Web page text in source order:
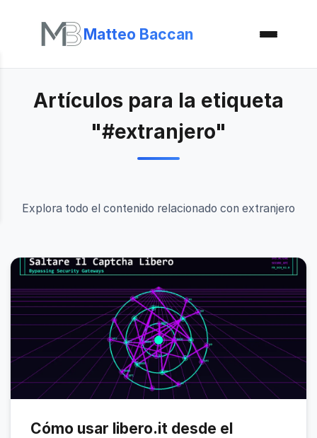
Matteo Baccan
Artículos para la etiqueta
"#extranjero"
Explora todo el contenido relacionado con extranjero
Cómo usar libero.it desde el